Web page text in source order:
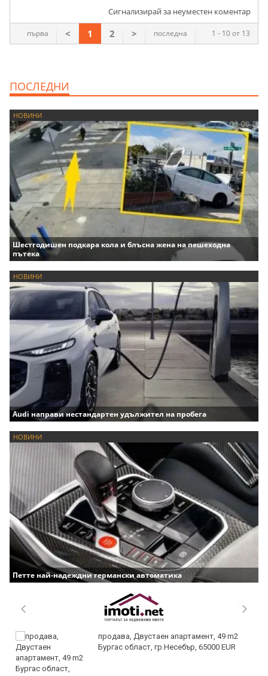
Сигнализирай за неуместен коментар
1 - 10 от 13
първа < 1 2 > последна
ПОСЛЕДНИ
НОВИНИ
Шестгодишен подкара кола и блъсна жена на пешеходна
пътека
НОВИНИ
Audi направи нестандартен удължител на пробега
НОВИНИ
Петте най-надеждни германски автоматика
продава, Двустаен апартамент, 49 m2
Бургас област, гр.Несебър, 65000 EUR